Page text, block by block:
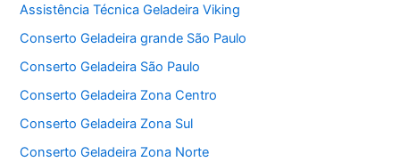
Assistência Técnica Geladeira Viking
Conserto Geladeira grande São Paulo
Conserto Geladeira São Paulo
Conserto Geladeira Zona Centro
Conserto Geladeira Zona Sul
Conserto Geladeira Zona Norte